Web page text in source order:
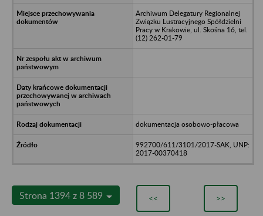
Archiwum Delegatury Regionalnej
Związku Lustracyjnego Spółdzielni
Pracy w Krakowie, ul. Skośna 16, tel.
(12) 262-01-79
dokumentacja osobowo-płacowa
992700/611/3101/2017-SAK, UNP:
2017-00370418
Strona 1394 z 8 589 << >>